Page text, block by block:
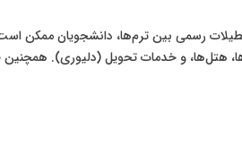
در هفته) در طول ترم تحصیلی است. در تعطیلات رسمی بین ترم‌ها، دانشجویان
هتل‌ها، و خدمات تحویل (دلیوری).